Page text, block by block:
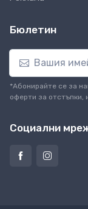
Бюлетин
*Абонирайте се за
оферти за отстъпки,
Социални